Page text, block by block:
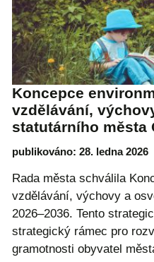
Koncepce
vzdělávání,
statutárního města
publikováno: 28. ledna 2026
Rada města schválila
vzdělávání, výchovy a
2026–2036. Tento
strategický rámec pro
gramotnosti obyvatel